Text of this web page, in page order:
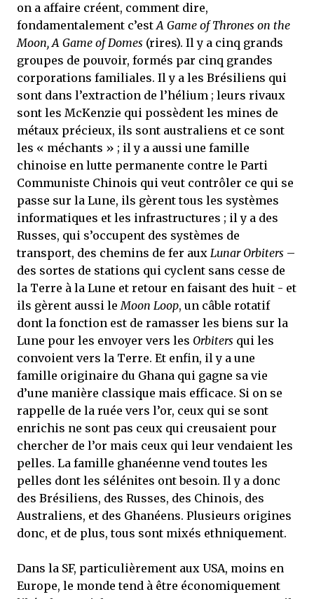
on a affaire créent, comment dire,
fondamentalement c’estA Game of Thrones on the
Moon, A Game of Domes (rires). Il y a cinq grands
groupes de pouvoir, formés par cinq grandes
corporations familiales. Il y a les Brésiliens qui
sont dans l’extraction de l’hélium ; leurs rivaux
sont les McKenzie qui possèdent les mines de
métaux précieux, ils sont australiens et ce sont
les « méchants » ; il y a aussi une famille
chinoise en lutte permanente contre le Parti
Communiste Chinois qui veut contrôler ce qui se
passe sur la Lune, ils gèrent tous les systèmes
informatiques et les infrastructures ; il y a des
Russes, qui s’occupent des systèmes de
transport, des chemins de fer aux Lunar Orbiters –
des sortes de stations qui cyclent sans cesse de
la Terre à la Lune et retour en faisant des huit - et
ils gèrent aussi leMoon Loop, un câble rotatif
dont la fonction est de ramasser les biens sur la
Lune pour les envoyer vers les Orbiters qui les
convoient vers la Terre. Et enfin, il y a une
famille originaire du Ghana qui gagne sa vie
d’une manière classique mais efficace. Si on se
rappelle de la ruée vers l’or, ceux qui se sont
enrichis ne sont pas ceux qui creusaient pour
chercher de l’or mais ceux qui leur vendaient les
pelles. La famille ghanéenne vend toutes les
pelles dont les sélénites ont besoin. Il y a donc
des Brésiliens, des Russes, des Chinois, des
Australiens, et des Ghanéens. Plusieurs origines
donc, et de plus, tous sont mixés ethniquement.
Dans la SF, particulièrement aux USA, moins en
Europe, le monde tend à être économiquement